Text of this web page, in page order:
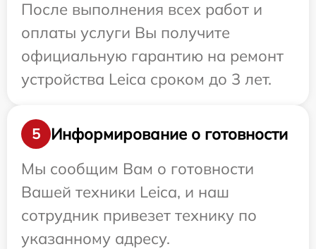
После выполнения всех работ и
оплаты услуги Вы получите
официальную гарантию на ремонт
устройства Leica сроком до 3 лет.
5
Информирование о готовности
Мы сообщим Вам о готовности
Вашей техники Leica, и наш
сотрудник привезет технику по
указанному адресу.